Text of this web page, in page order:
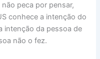
peca por pensar,
conhece a intenção do
intenção da pessoa de
não o fez.